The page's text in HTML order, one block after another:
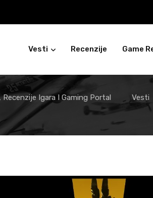
Vesti Recenzije Game
Igara I Gaming Portal Vesti